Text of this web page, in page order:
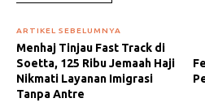
ARTIKEL SEBELUMNYA
Menhaj Tinjau Fast Track di
Soetta, 125 Ribu Jemaah Haji
Nikmati Layanan Imigrasi
Tanpa Antre